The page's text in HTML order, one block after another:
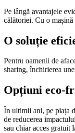
Pe lângă avantajele
călătoriei. Cu o
O soluție
Pentru oamenii de
sharing, închirierea
Opțiuni eco-
În ultimii ani, pe piața
de reducerea
sau chiar acces gratuit